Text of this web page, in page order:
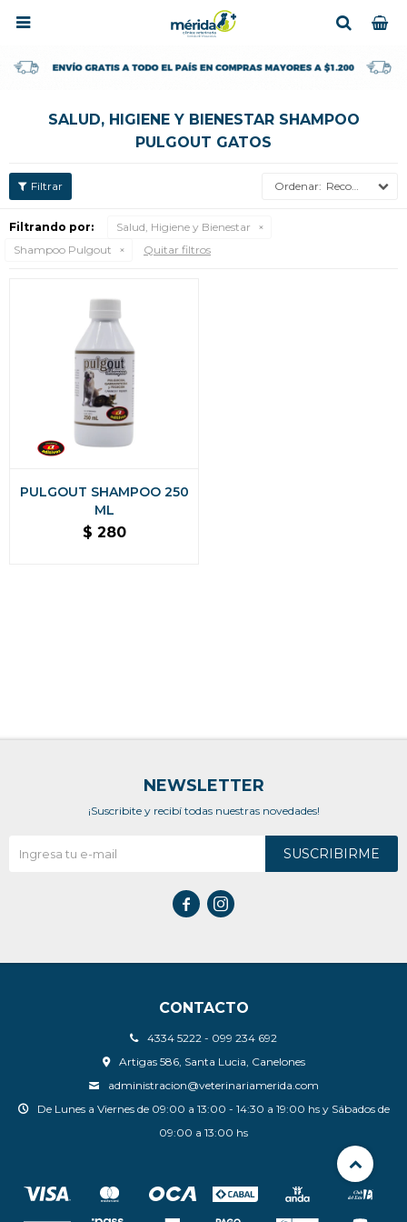

SALUD, HIGIENE Y BIENESTAR SHAMPOO
PULGOUT GATOS
Recomendados
Filtrando por:
Salud, Higiene y Bienestar
Shampoo Pulgout
Quitar filtros
PULGOUT SHAMPOO 250
ML
$ 280
CONTACTO
4334 5222 - 099 234 692
Artigas 586, Santa Lucia, Canelones
administracion@veterinariamerida.com
De Lunes a Viernes de 09:00 a 13:00 - 14:30 a 19:00 hs y Sábados de
09:00 a 13:00 hs
NEWSLETTER
¡Suscribite y recibí todas nuestras novedades!
SUSCRIBIRME
 